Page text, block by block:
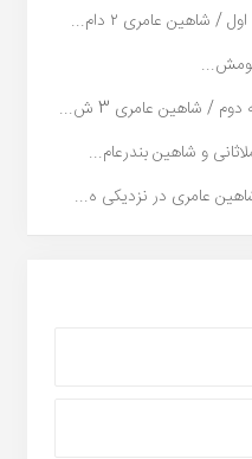
عامری ۲ دام...
/ شاهین عامری 3 ش...
و شاهین بندرعام...
عامری در نزدیکی ه...